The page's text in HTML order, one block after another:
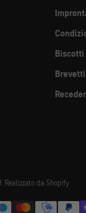
Biscotti
Brevetti
da Shopify